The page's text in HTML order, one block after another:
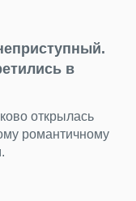
в
открылась
романтичному